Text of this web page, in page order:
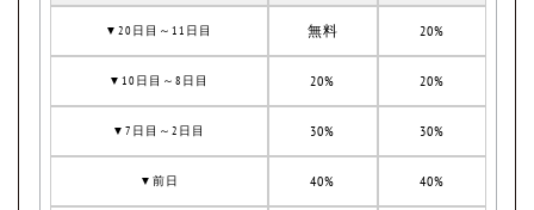
▼20日目～11日目 無料 20%
▼10日目～8日目 20% 20%
▼7日目～2日目 30% 30%
▼前日 40% 40%